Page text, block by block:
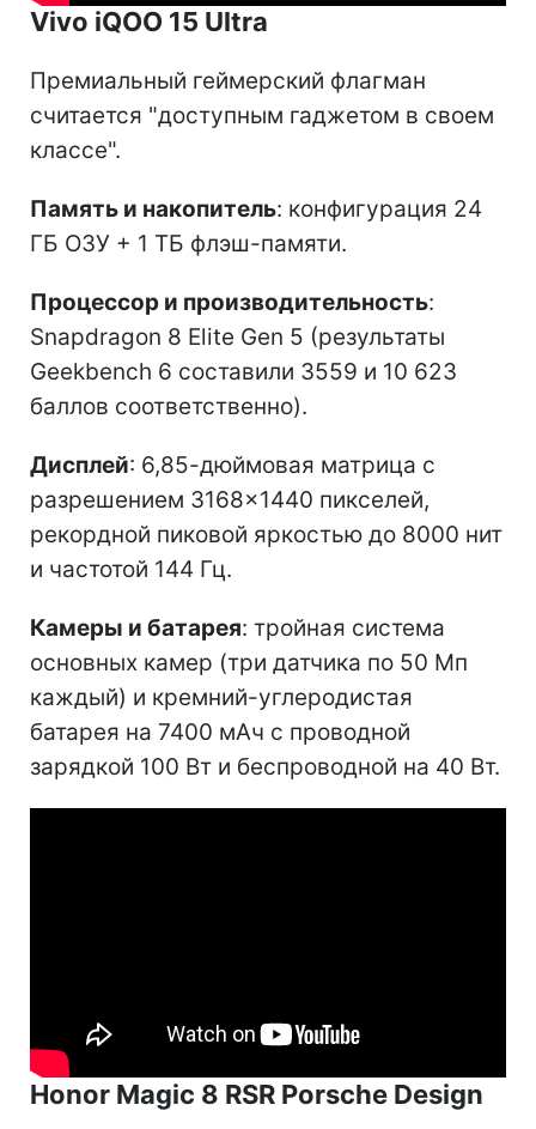
Vivo iQOO 15 Ultra
Премиальный геймерский флагман
считается "доступным гаджетом в своем
классе".
Память и накопитель: конфигурация 24
ГБ ОЗУ + 1 ТБ флэш-памяти.
Процессор и производительность:
Snapdragon 8 Elite Gen 5 (результаты
Geekbench 6 составили 3559 и 10 623
баллов соответственно).
Дисплей: 6,85-дюймовая матрица с
разрешением 3168×1440 пикселей,
рекордной пиковой яркостью до 8000 нит
и частотой 144 Гц.
Камеры и батарея: тройная система
основных камер (три датчика по 50 Мп
каждый) и кремний-углеродистая
батарея на 7400 мАч с проводной
зарядкой 100 Вт и беспроводной на 40 Вт.
Honor Magic 8 RSR Porsche Design